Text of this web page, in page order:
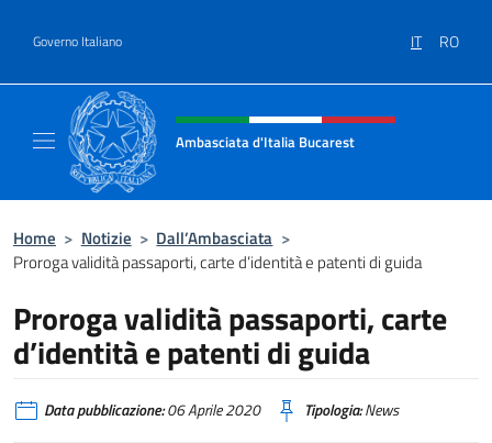
Governo Italiano IT RO
Intestazione sito, social e menù
Ambasciata d'Italia Bucarest
Home > Notizie > Dall’Ambasciata >
Proroga validità passaporti, carte d’identità e patenti di guida
Proroga validità passaporti, carte
d’identità e patenti di guida
Data pubblicazione:06 Aprile 2020 Tipologia:News